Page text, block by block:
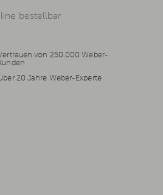
bestellbar
von 250.000 Weber-
20 Jahre Weber-Experte